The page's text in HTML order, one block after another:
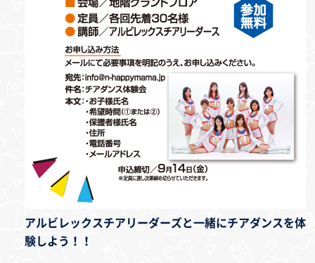
アルビレックスチアリーダーズと一緒にチアダンスを体
験しよう！！